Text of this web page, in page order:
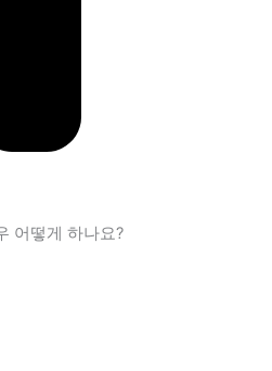
어떻게 하나요?